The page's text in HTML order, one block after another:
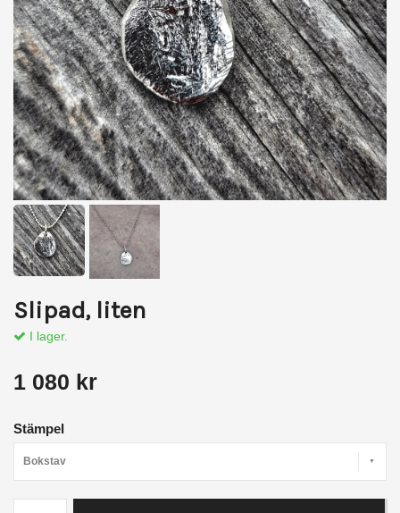
Slipad, liten
I lager.
1 080 kr
Stämpel
Bokstav